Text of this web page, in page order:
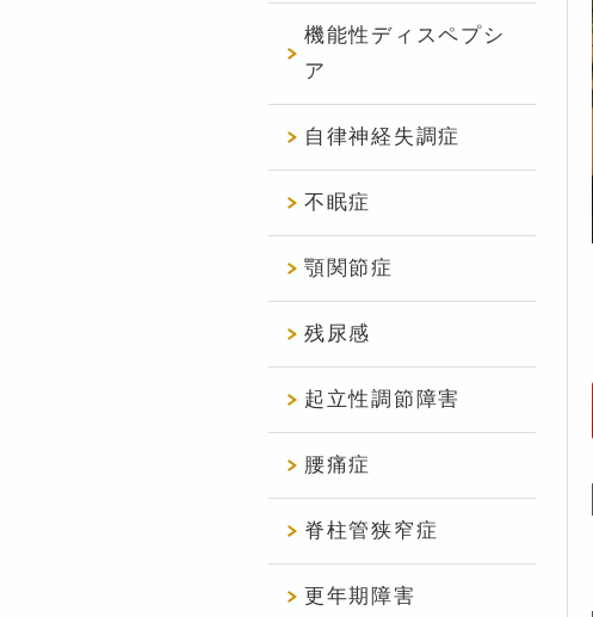
機能性ディスペプシ
ア
自律神経失調症
不眠症
顎関節症
残尿感
起立性調節障害
腰痛症
脊柱管狭窄症
更年期障害